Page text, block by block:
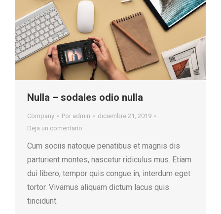
Nulla – sodales odio nulla
Company Por admin
diciembre 21, 2019
Deja un comentario
Cum sociis natoque penatibus et magnis dis
parturient montes, nascetur ridiculus mus. Etiam
dui libero, tempor quis congue in, interdum eget
tortor. Vivamus aliquam dictum lacus quis
tincidunt.